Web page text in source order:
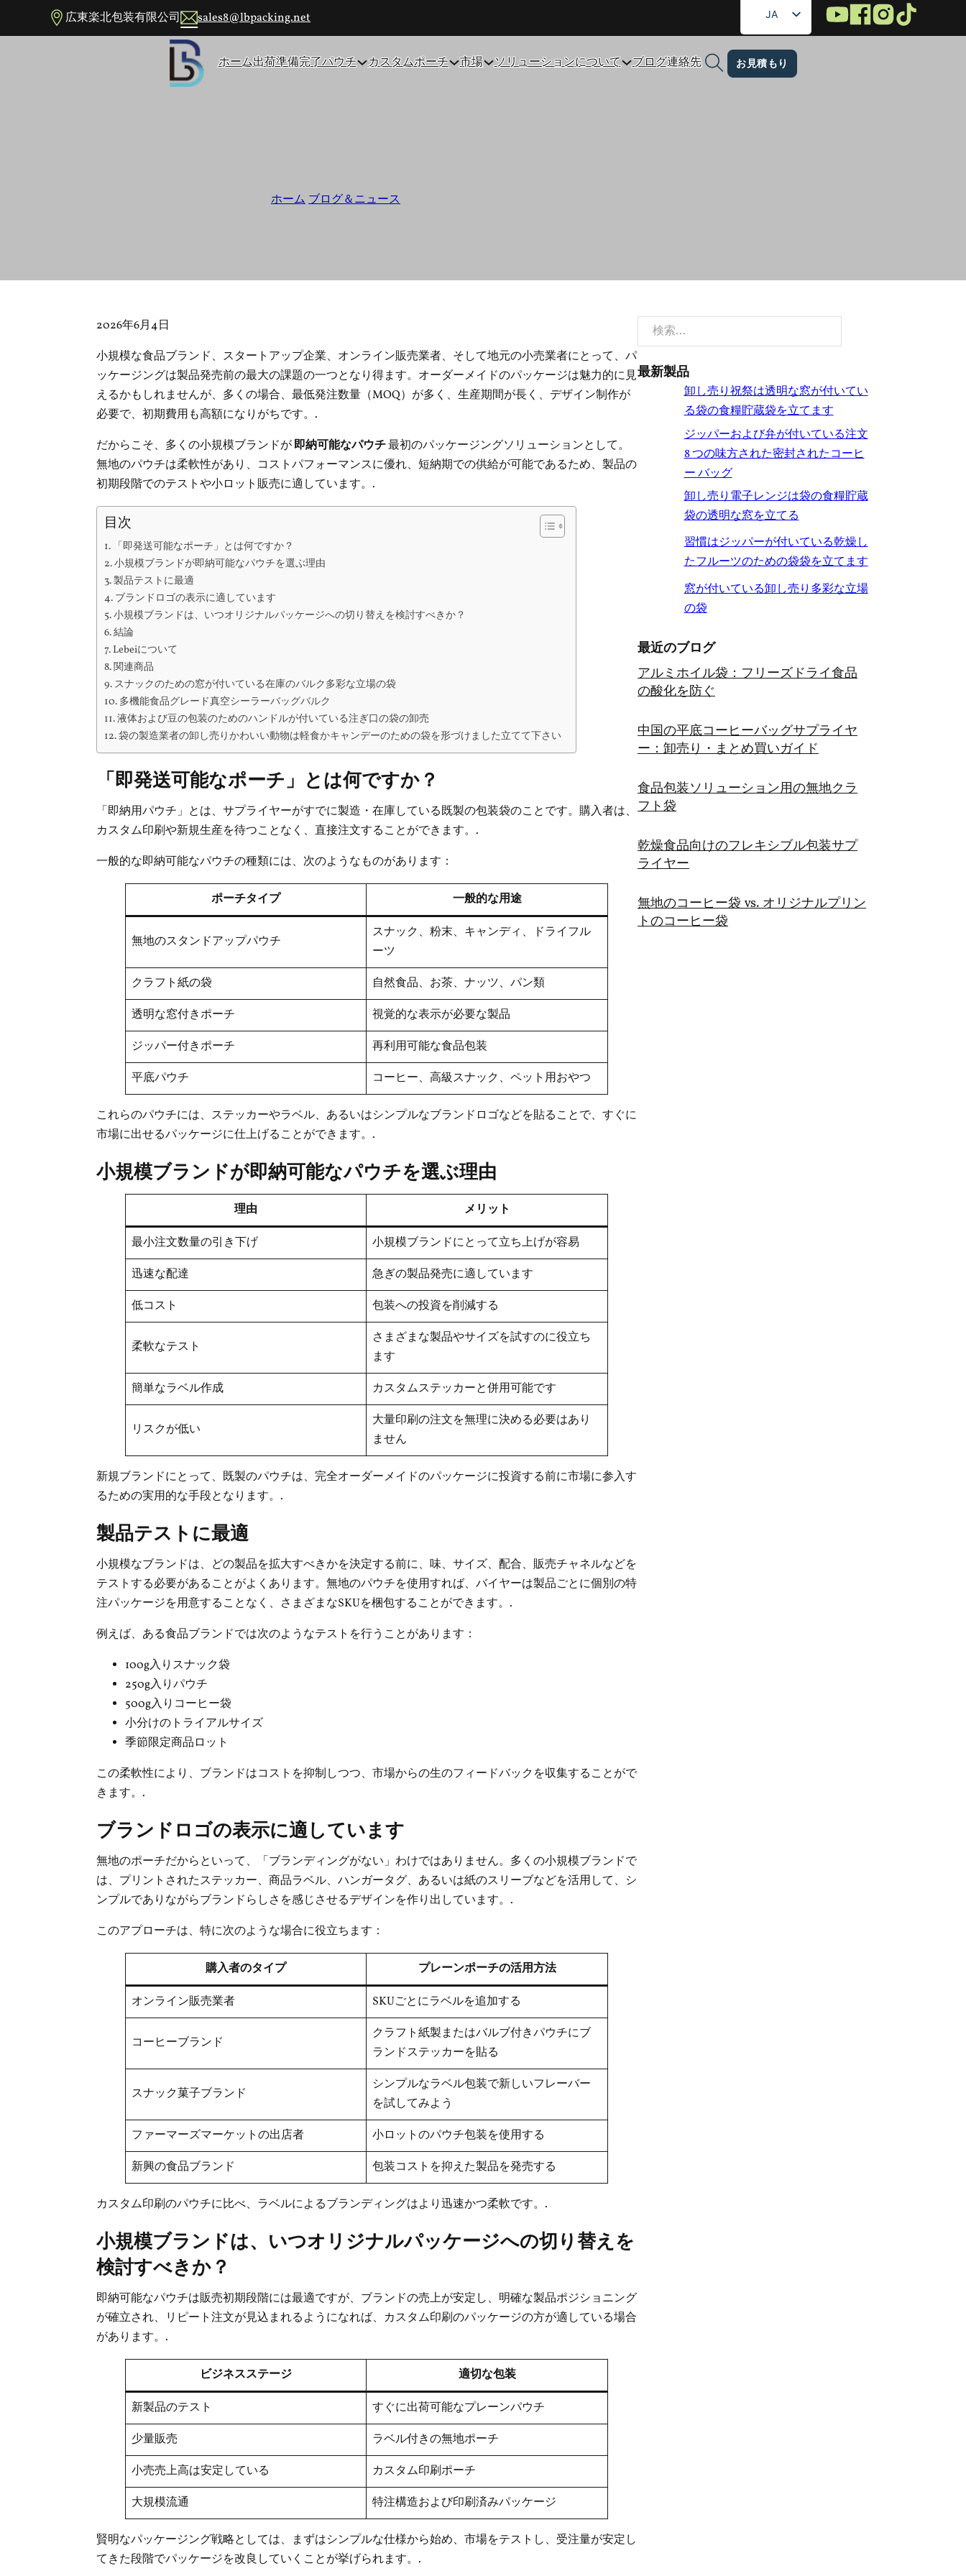
メインコンテンツへスキップ
フッターへスキップ広東楽北包装有限公司 sales8@lbpacking.net
JA
EN
FR
ホーム出荷準備完了パウチ カスタムポーチ 市場 ソリューションについて ブログ連絡先 お見積もり
小規模ブランドがReady-to-Shippingパウチを始める理由
ホーム ブログ＆ニュース
2026年6月4日
小規模な食品ブランド、スタートアップ企業、オンライン販売業者、そして地元の小売業者にとって、パ
ッケージングは製品発売前の最大の課題の一つとなり得ます。オーダーメイドのパッケージは魅力的に見
えるかもしれませんが、多くの場合、最低発注数量（MOQ）が多く、生産期間が長く、デザイン制作が
必要で、初期費用も高額になりがちです。.
だからこそ、多くの小規模ブランドが即納可能なパウチ最初のパッケージングソリューションとして。
無地のパウチは柔軟性があり、コストパフォーマンスに優れ、短納期での供給が可能であるため、製品の
初期段階でのテストや小ロット販売に適しています。.
目次
「即発送可能なポーチ」とは何ですか？
小規模ブランドが即納可能なパウチを選ぶ理由
製品テストに最適
ブランドロゴの表示に適しています
小規模ブランドは、いつオリジナルパッケージへの切り替えを検討すべきか？
結論
Lebeiについて
関連商品
スナックのための窓が付いている在庫のバルク多彩な立場の袋
多機能食品グレード真空シーラーバッグバルク
液体および豆の包装のためのハンドルが付いている注ぎ口の袋の卸売
袋の製造業者の卸し売りかわいい動物は軽食かキャンデーのための袋を形づけました立てて下さい
「即発送可能なポーチ」とは何ですか？
「即納用パウチ」とは、サプライヤーがすでに製造・在庫している既製の包装袋のことです。購入者は、
カスタム印刷や新規生産を待つことなく、直接注文することができます。.
一般的な即納可能なパウチの種類には、次のようなものがあります：
ポーチタイプ 一般的な用途
無地のスタンドアップパウチ
スナック、粉末、キャンディ、ドライフル
ーツ
クラフト紙の袋
自然食品、お茶、ナッツ、パン類
透明な窓付きポーチ
視覚的な表示が必要な製品
ジッパー付きポーチ
再利用可能な食品包装
平底パウチ
コーヒー、高級スナック、ペット用おやつ
これらのパウチには、ステッカーやラベル、あるいはシンプルなブランドロゴなどを貼ることで、すぐに
市場に出せるパッケージに仕上げることができます。.
小規模ブランドが即納可能なパウチを選ぶ理由
理由 メリット
最小注文数量の引き下げ
小規模ブランドにとって立ち上げが容易
迅速な配達
急ぎの製品発売に適しています
低コスト
包装への投資を削減する
柔軟なテスト
さまざまな製品やサイズを試すのに役立ち
ます
簡単なラベル作成
カスタムステッカーと併用可能です
リスクが低い
大量印刷の注文を無理に決める必要はあり
ません
新規ブランドにとって、既製のパウチは、完全オーダーメイドのパッケージに投資する前に市場に参入す
るための実用的な手段となります。.
製品テストに最適
小規模なブランドは、どの製品を拡大すべきかを決定する前に、味、サイズ、配合、販売チャネルなどを
テストする必要があることがよくあります。無地のパウチを使用すれば、バイヤーは製品ごとに個別の特
注パッケージを用意することなく、さまざまなSKUを梱包することができます。.
例えば、ある食品ブランドでは次のようなテストを行うことがあります：
100g入りスナック袋
250g入りパウチ
500g入りコーヒー袋
小分けのトライアルサイズ
季節限定商品ロット
この柔軟性により、ブランドはコストを抑制しつつ、市場からの生のフィードバックを収集することがで
きます。.
ブランドロゴの表示に適しています
無地のポーチだからといって、「ブランディングがない」わけではありません。多くの小規模ブランドで
は、プリントされたステッカー、商品ラベル、ハンガータグ、あるいは紙のスリーブなどを活用して、シ
ンプルでありながらブランドらしさを感じさせるデザインを作り出しています。.
このアプローチは、特に次のような場合に役立ちます：
購入者のタイプ プレーンポーチの活用方法
オンライン販売業者 SKUごとにラベルを追加する
コーヒーブランド
クラフト紙製またはバルブ付きパウチにブ
ランドステッカーを貼る
スナック菓子ブランド
シンプルなラベル包装で新しいフレーバー
を試してみよう
ファーマーズマーケットの出店者
小ロットのパウチ包装を使用する
新興の食品ブランド
包装コストを抑えた製品を発売する
カスタム印刷のパウチに比べ、ラベルによるブランディングはより迅速かつ柔軟です。.
小規模ブランドは、いつオリジナルパッケージへの切り替えを
検討すべきか？
即納可能なパウチは販売初期段階には最適ですが、ブランドの売上が安定し、明確な製品ポジショニング
が確立され、リピート注文が見込まれるようになれば、カスタム印刷のパッケージの方が適している場合
があります。.
ビジネスステージ 適切な包装
新製品のテスト
すぐに出荷可能なプレーンパウチ
少量販売
ラベル付きの無地ポーチ
小売売上高は安定している
カスタム印刷ポーチ
大規模流通
特注構造および印刷済みパッケージ
賢明なパッケージング戦略としては、まずはシンプルな仕様から始め、市場をテストし、受注量が安定し
てきた段階でパッケージを改良していくことが挙げられます。.
検索
最新製品
卸し売り祝祭は透明な窓が付いてい
る袋の食糧貯蔵袋を立てます
ジッパーおよび弁が付いている注文
8 つの味方された密封されたコーヒ
ー バッグ
卸し売り電子レンジは袋の食糧貯蔵
袋の透明な窓を立てる
習慣はジッパーが付いている乾燥し
たフルーツのための袋袋を立てます
窓が付いている卸し売り多彩な立場
の袋
最近のブログ
アルミホイル袋：フリーズドライ食品
の酸化を防ぐ
中国の平底コーヒーバッグサプライヤ
ー：卸売り・まとめ買いガイド
食品包装ソリューション用の無地クラ
フト袋
乾燥食品向けのフレキシブル包装サプ
ライヤー
無地のコーヒー袋 vs. オリジナルプリン
トのコーヒー袋